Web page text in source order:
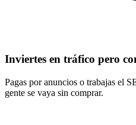
Inviertes en tráfico pero
Pagas por anuncios o trabajas el
gente se vaya sin comprar.